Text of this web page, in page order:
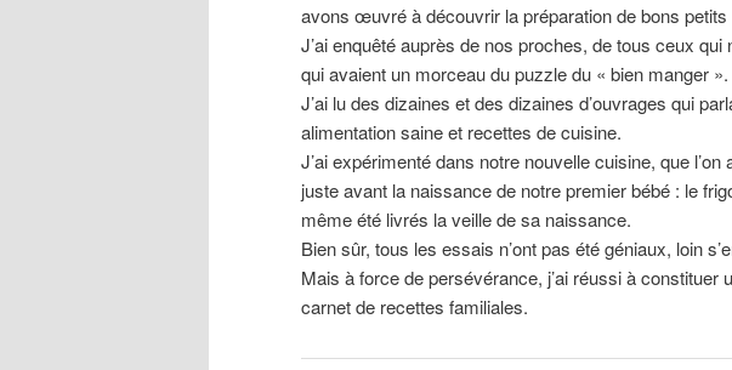
avons œuvré à découvrir la préparation de bons petits
J’ai enquêté auprès de nos proches, de tous ceux qui
qui avaient un morceau du puzzle du « bien manger ».
J’ai lu des dizaines et des dizaines d’ouvrages qui
alimentation saine et recettes de cuisine.
J’ai expérimenté dans notre nouvelle cuisine, que l’on
juste avant la naissance de notre premier bébé : le
même été livrés la veille de sa naissance.
Bien sûr, tous les essais n’ont pas été géniaux, loin
Mais à force de persévérance, j’ai réussi à constituer
carnet de recettes familiales.